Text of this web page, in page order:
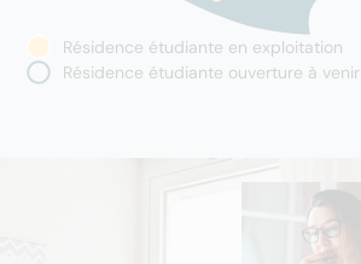
Résidence étudiante en exploitation
Résidence étudiante ouverture à venir